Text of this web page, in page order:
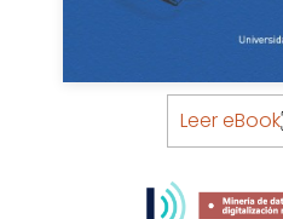
Leer eBook